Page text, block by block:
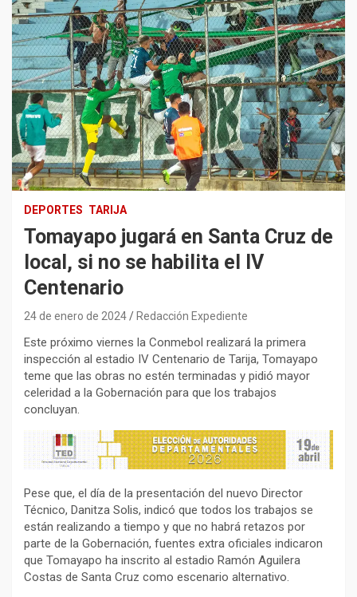
DEPORTES TARIJA
Tomayapo jugará en Santa Cruz de
local, si no se habilita el IV
Centenario
24 de enero de 2024 Redacción Expediente
Este próximo viernes la Conmebol realizará la primera
inspección al estadio IV Centenario de Tarija, Tomayapo
teme que las obras no estén terminadas y pidió mayor
celeridad a la Gobernación para que los trabajos
concluyan.
Pese que, el día de la presentación del nuevo Director
Técnico, Danitza Solis, indicó que todos los trabajos se
están realizando a tiempo y que no habrá retazos por
parte de la Gobernación, fuentes extra oficiales indicaron
que Tomayapo ha inscrito al estadio Ramón Aguilera
Costas de Santa Cruz como escenario alternativo.